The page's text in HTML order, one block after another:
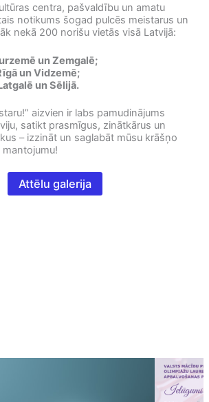
centra, pašvaldību un amatu
notikums šogad pulcēs meistarus un
nekā 200 norišu vietās visā Latvijā:
un Zemgalē;
un Vidzemē;
un Sēlijā.
aizvien ir labs pamudinājums
satikt prasmīgus, zinātkārus un
– izzināt un saglabāt mūsu krāšņo
Attēlu galerija